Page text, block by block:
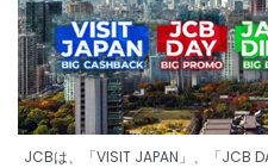
JCBは、「VISIT JAPAN」、「JCB